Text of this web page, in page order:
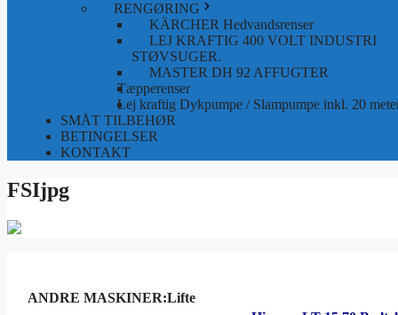
RENGØRING
KÄRCHER Hedvandsrenser
LEJ KRAFTIG 400 VOLT INDUSTRI
STØVSUGER.
MASTER DH 92 AFFUGTER
Tæpperenser
Lej kraftig Dykpumpe / Slampumpe inkl. 20
SMÅT TILBEHØR
BETINGELSER
KONTAKT
FSIjpg
ANDRE MASKINER:Lifte